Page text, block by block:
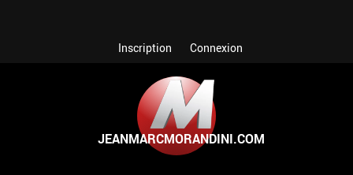
Inscription Connexion